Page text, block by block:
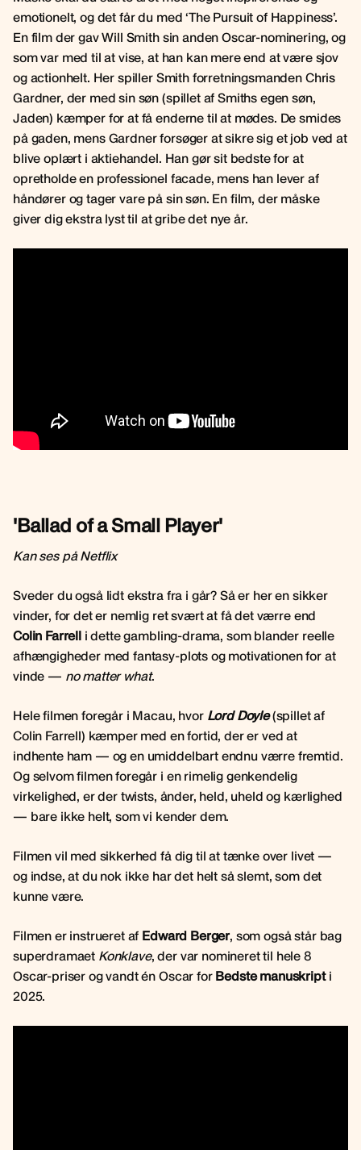
emotionelt, og det får du med ‘The Pursuit of Happiness’.
En film der gav Will Smith sin anden Oscar-nominering, og
som var med til at vise, at han kan mere end at være sjov
og actionhelt. Her spiller Smith forretningsmanden Chris
Gardner, der med sin søn (spillet af Smiths egen søn,
Jaden) kæmper for at få enderne til at mødes. De smides
på gaden, mens Gardner forsøger at sikre sig et job ved at
blive oplært i aktiehandel. Han gør sit bedste for at
opretholde en professionel facade, mens han lever af
håndører og tager vare på sin søn. En film, der måske
giver dig ekstra lyst til at gribe det nye år.
'Ballad of a Small Player'
Kan ses på Netflix
Sveder du også lidt ekstra fra i går? Så er her en sikker
vinder, for det er nemlig ret svært at få det værre end
Colin Farrelli dette gambling-drama, som blander reelle
afhængigheder med fantasy-plots og motivationen for at
vinde — no matter what.
Hele filmen foregår i Macau, hvor Lord Doyle(spillet af
Colin Farrell) kæmper med en fortid, der er ved at
indhente ham — og en umiddelbart endnu værre fremtid.
Og selvom filmen foregår i en rimelig genkendelig
virkelighed, er der twists, ånder, held, uheld og kærlighed
— bare ikke helt, som vi kender dem.
Filmen vil med sikkerhed få dig til at tænke over livet —
og indse, at du nok ikke har det helt så slemt, som det
kunne være.
Filmen er instrueret af Edward Berger, som også står bag
superdramaet Konklave, der var nomineret til hele 8
Oscar-priser og vandt én Oscar forBedste manuskripti
2025.